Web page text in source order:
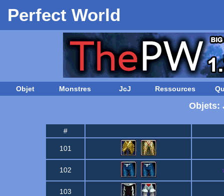
Perfect World
Objet Monstres JcJ Ressources
Objets:
#
101
102
103